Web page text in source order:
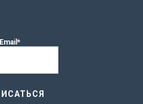
Email*